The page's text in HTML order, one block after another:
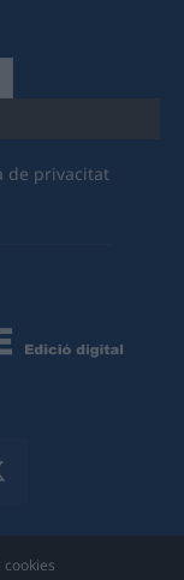
de privacitat
cookies